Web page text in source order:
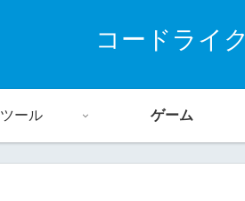
コードライク
ツール ゲーム